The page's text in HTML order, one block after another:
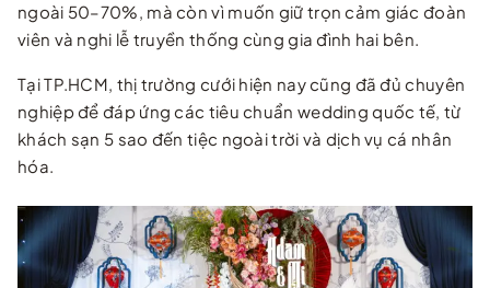
ngoài 50–70%, mà còn vì muốn giữ trọn cảm giác đoàn
viên và nghi lễ truyền thống cùng gia đình hai bên.
Tại TP.HCM, thị trường cưới hiện nay cũng đã đủ chuyên
nghiệp để đáp ứng các tiêu chuẩn wedding quốc tế, từ
khách sạn 5 sao đến tiệc ngoài trời và dịch vụ cá nhân
hóa.